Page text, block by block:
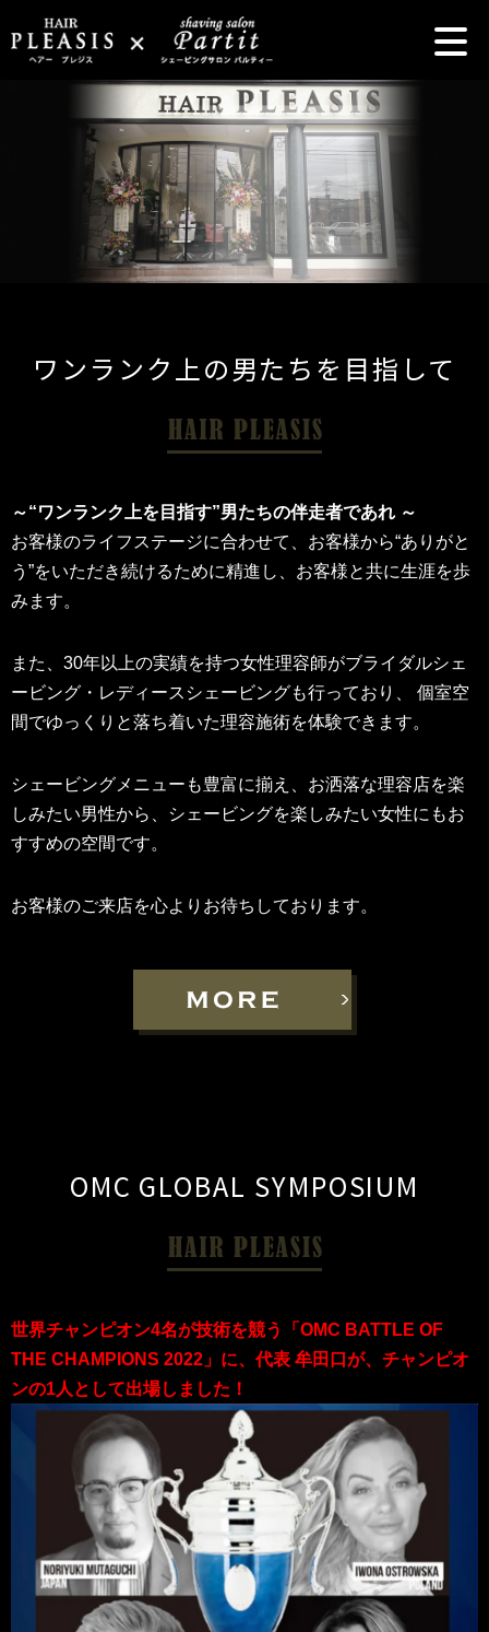
ワンランク上の男たちを目指して
～“ワンランク上を目指す”男たちの伴走者であれ ～
お客様のライフステージに合わせて、お客様から“ありがと
う”をいただき続けるために精進し、お客様と共に生涯を歩
みます。
また、30年以上の実績を持つ女性理容師がブライダルシェ
ービング・レディースシェービングも行っており、
個室空
間でゆっくりと落ち着いた理容施術を体験できます。
シェービングメニューも豊富に揃え、お洒落な理容店を楽
しみたい男性から、シェービングを楽しみたい女性にもお
すすめの空間です。
お客様のご来店を心よりお待ちしております。
OMC GLOBAL SYMPOSIUM
世界チャンピオン4名が技術を競う「OMC BATTLE OF
THE CHAMPIONS 2022」に、代表 牟田口が、チャンピオ
ンの1人として出場しました！